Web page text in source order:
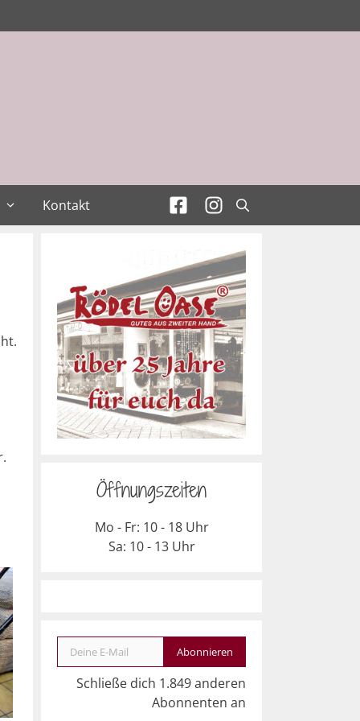
Kontakt
Öffnungszeiten
Mo - Fr: 10 - 18 Uhr
Sa: 10 - 13 Uhr
Deine E-Mail
Abonnieren
Schließe dich 1.849 anderen
Abonnenten an